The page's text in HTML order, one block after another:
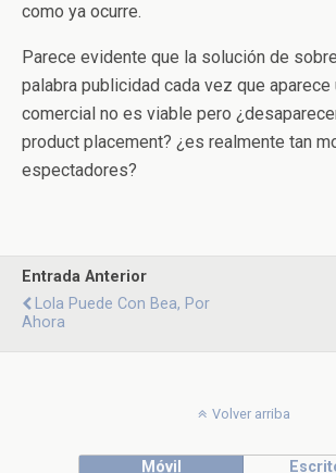
como ya ocurre.
Parece evidente que la solución de
palabra publicidad cada vez que aparece
comercial no es viable pero
product placement? ¿es realmente tan
espectadores?
Entrada Anterior
Lola Puede Con Bea, Por
Ahora
Volver arriba
Móvil